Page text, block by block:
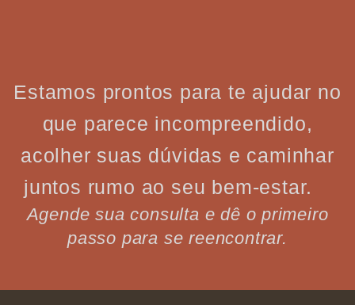
Estamos prontos para te ajudar no
que parece incompreendido,
acolher suas dúvidas e caminhar
juntos rumo ao seu bem-estar.
Agende sua consulta e dê o primeiro
passo para se reencontrar.